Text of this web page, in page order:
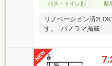
バス・トイレ別
駐
リノベーション済
す。--パノラマ掲載--